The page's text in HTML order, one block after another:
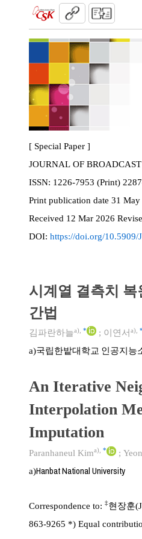
[ Special Paper ]
JOURNAL OF
ISSN:
Print publication date 31 May
Received 12 Mar 2026
DOI: https://doi.org/10.5909/
시계열 결측치
간법
김파란하늘a) * ; 이연서 a) *
a)국립한밭대학교 인공지능
An Iterative
Interpolation
Imputation
Paranhaneul Kima) * ;
a)Hanbat National University
Correspondence to: ‡현장훈
863-9265 *) Equal